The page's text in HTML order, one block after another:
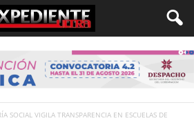
SOCIAL VIGILA TRANSPARENCIA EN ESCUELAS DE